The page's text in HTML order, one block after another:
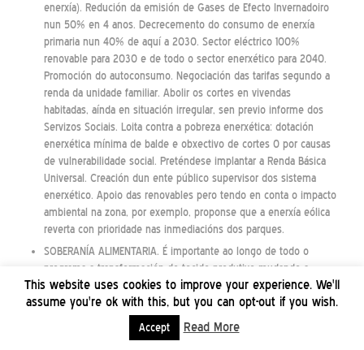
enerxía). Redución da emisión de Gases de Efecto Invernadoiro
nun 50% en 4 anos. Decrecemento do consumo de enerxía
primaria nun 40% de aquí a 2030. Sector eléctrico 100%
renovable para 2030 e de todo o sector enerxético para 2040.
Promoción do autoconsumo. Negociación das tarifas segundo a
renda da unidade familiar. Abolir os cortes en vivendas
habitadas, aínda en situación irregular, sen previo informe dos
Servizos Sociais. Loita contra a pobreza enerxética: dotación
enerxética mínima de balde e obxectivo de cortes 0 por causas
de vulnerabilidade social. Preténdese implantar a Renda Básica
Universal. Creación dun ente público supervisor dos sistema
enerxético. Apoio das renovables pero tendo en conta o impacto
ambiental na zona, por exemplo, proponse que a enerxía eólica
reverta con prioridade nas inmediacións dos parques.
SOBERANÍA ALIMENTARIA. É importante ao longo de todo o
programa a transformación do tecido produtivo mudando a
modelos máis sustentables e respectuosos co medio ambiente
e as persoas. Claro apoio á economía agraria de pequena escala,
de proximidade, extensiva, ecolóxica, sostible, circular. Mención
á agroecoloxía en varios puntos. Subapartado específico para a
This website uses cookies to improve your experience. We'll
assume you're ok with this, but you can opt-out if you wish.
Accept Read More